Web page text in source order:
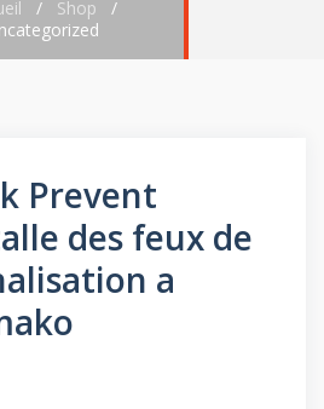
/ Shop /
Prevent
des feux de
a